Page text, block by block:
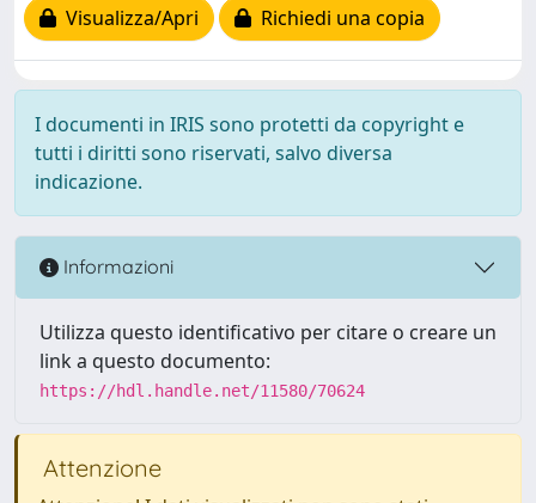
Visualizza/Apri
Richiedi una copia
I documenti in IRIS sono protetti da copyright e
tutti i diritti sono riservati, salvo diversa
indicazione.
Informazioni
Utilizza questo identificativo per citare o creare un
link a questo documento:
https://hdl.handle.net/11580/70624
Attenzione